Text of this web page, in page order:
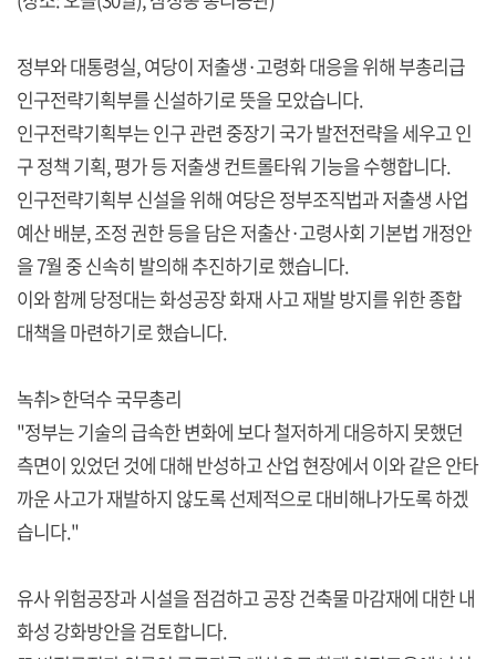
정부와 대통령실, 여당이 저출생·고령화 대응을 위해 부총리급
인구전략기획부를 신설하기로 뜻을 모았습니다.
인구전략기획부는 인구 관련 중장기 국가 발전전략을 세우고 인
구 정책 기획, 평가 등 저출생 컨트롤타워 기능을 수행합니다.
인구전략기획부 신설을 위해 여당은 정부조직법과 저출생 사업
예산 배분, 조정 권한 등을 담은 저출산·고령사회 기본법 개정안
을 7월 중 신속히 발의해 추진하기로 했습니다.
이와 함께 당정대는 화성공장 화재 사고 재발 방지를 위한 종합
대책을 마련하기로 했습니다.
녹취> 한덕수 국무총리
"정부는 기술의 급속한 변화에 보다 철저하게 대응하지 못했던
측면이 있었던 것에 대해 반성하고 산업 현장에서 이와 같은 안타
까운 사고가 재발하지 않도록 선제적으로 대비해나가도록 하겠
습니다."
유사 위험공장과 시설을 점검하고 공장 건축물 마감재에 대한 내
화성 강화방안을 검토합니다.